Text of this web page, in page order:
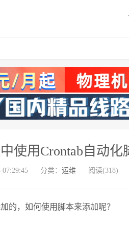
使用Crontab自动化
07:29:45 分类： 运维 阅读(318)
的，如何使用脚本来添加呢？